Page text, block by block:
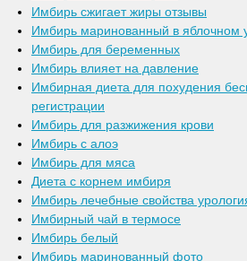
Имбирь сжигает жиры отзывы
Имбирь маринованный в яблочном
Имбирь для беременных
Имбирь влияет на давление
Имбирная диета для похудения
регистрации
Имбирь для разжижения крови
Имбирь с алоэ
Имбирь для мяса
Диета с корнем имбиря
Имбирь лечебные свойства
Имбирный чай в термосе
Имбирь белый
Имбирь маринованный фото